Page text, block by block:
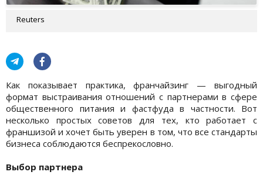
Reuters
Как показывает практика, франчайзинг — выгодный
формат выстраивания отношений с партнерами в сфере
общественного питания и фастфуда в частности. Вот
несколько простых советов для тех, кто работает с
франшизой и хочет быть уверен в том, что все стандарты
бизнеса соблюдаются беспрекословно.
Выбор партнера